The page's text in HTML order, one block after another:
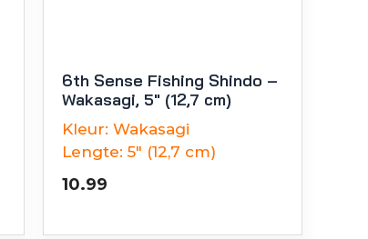
6th Sense Fishing Shindo –
Wakasagi, 5″ (12,7 cm)
Kleur: Wakasagi
Lengte: 5" (12,7 cm)
10.99